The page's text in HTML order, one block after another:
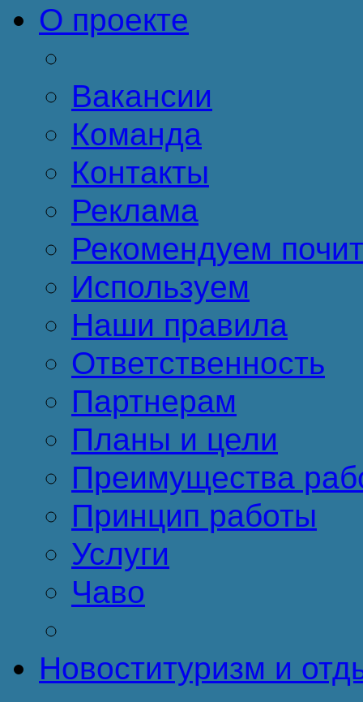
О проекте
Вакансии
Команда
Контакты
Реклама
Рекомендуем
Используем
Наши правила
Ответственность
Партнерам
Планы и цели
Преимущества
Принцип работы
Услуги
Чаво
Новоституризм и